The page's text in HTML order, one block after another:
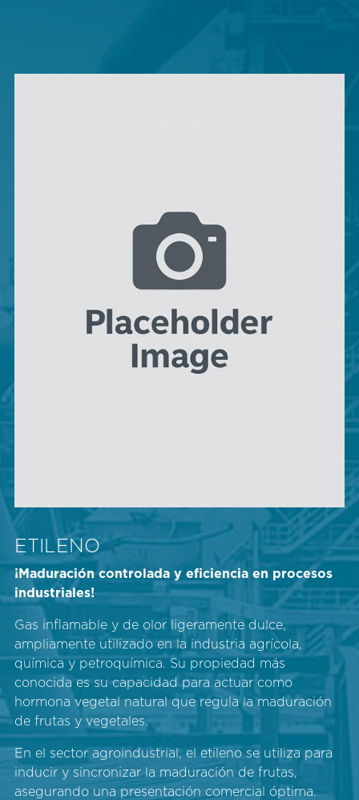
ETILENO
¡Maduración controlada y eficiencia en procesos
industriales!
Gas inflamable y de olor ligeramente dulce,
ampliamente utilizado en la industria agrícola,
química y petroquímica. Su propiedad más
conocida es su capacidad para actuar como
hormona vegetal natural que regula la maduración
de frutas y vegetales.
En el sector agroindustrial, el etileno se utiliza para
inducir y sincronizar la maduración de frutas,
asegurando una presentación comercial óptima.